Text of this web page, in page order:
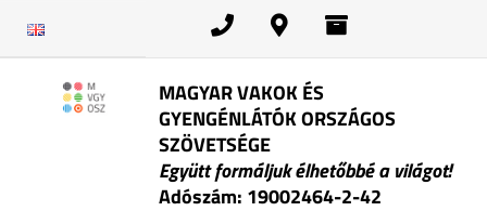
MAGYAR VAKOK ÉS
GYENGÉNLÁTÓK ORSZÁGOS
SZÖVETSÉGE
Együtt formáljuk élhetőbbé a világot!
Adószám: 19002464-2-42